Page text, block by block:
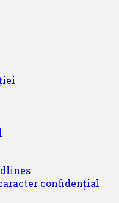
confidențial